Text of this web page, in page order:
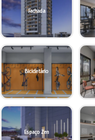
Fachada
Bicicletário
Espaço Zen